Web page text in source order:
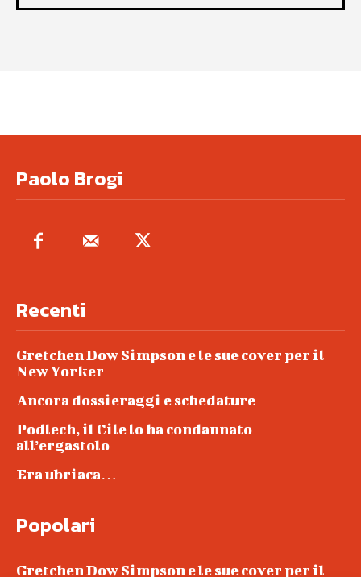
Paolo Brogi
Recenti
Gretchen Dow Simpson e le sue cover per il
New Yorker
Ancora dossieraggi e schedature
Podlech, il Cile lo ha condannato
all’ergastolo
Era ubriaca…
Popolari
Gretchen Dow Simpson e le sue cover per il